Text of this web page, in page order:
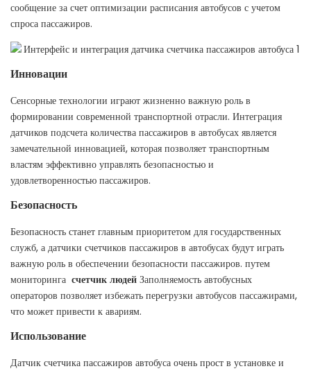
сообщение за счет оптимизации расписания автобусов с учетом
спроса пассажиров.
Инновации
Сенсорные технологии играют жизненно важную роль в
формировании современной транспортной отрасли. Интеграция
датчиков подсчета количества пассажиров в автобусах является
замечательной инновацией, которая позволяет транспортным
властям эффективно управлять безопасностью и
удовлетворенностью пассажиров.
Безопасность
Безопасность станет главным приоритетом для государственных
служб, а датчики счетчиков пассажиров в автобусах будут играть
важную роль в обеспечении безопасности пассажиров. путем
мониторинга счетчик людей Заполняемость автобусных
операторов позволяет избежать перегрузки автобусов пассажирами,
что может привести к авариям.
Использование
Датчик счетчика пассажиров автобуса очень прост в установке и